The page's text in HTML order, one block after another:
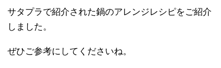
サタプラで紹介された鍋のアレンジレシピをご紹介
しました。
ぜひご参考にしてくださいね。